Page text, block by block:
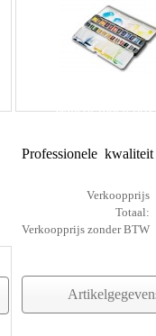
Winsor metal
Professionele kwaliteit
Verkoopprijs
Totaal:
Verkoopprijs zonder BTW